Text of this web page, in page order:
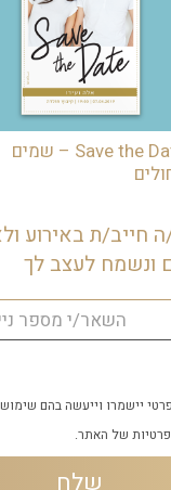
Save the Date – שמים
חייב/ת באירוע
ונשמח לעצב לך
יישמרו וייעשה בהם שימוש
של האתר.